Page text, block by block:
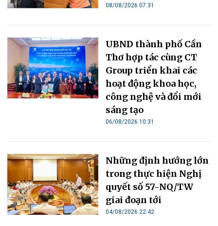
08/08/2026 07:31
UBND thành phố Cần
Thơ hợp tác cùng CT
Group triển khai các
hoạt động khoa học,
công nghệ và đổi mới
sáng tạo
06/08/2026 10:31
Những định hướng lớn
trong thực hiện Nghị
quyết số 57-NQ/TW
giai đoạn tới
04/08/2026 22:42